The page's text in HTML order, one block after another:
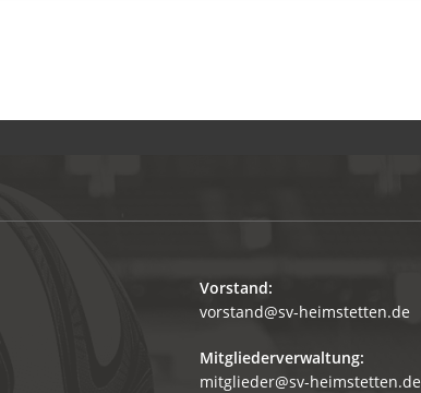
Vorstand:
vorstand@sv-heimstetten.de
Mitgliederverwaltung:
mitglieder@sv-heimstetten.de